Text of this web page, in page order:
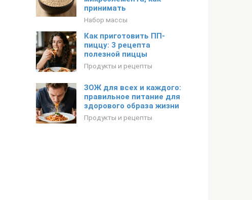
принимать
Набор массы
Как приготовить ПП-
пиццу: 3 рецепта
полезной пиццы
Продукты и рецепты
ЗОЖ для всех и каждого:
правильное питание для
здорового образа жизни
Продукты и рецепты